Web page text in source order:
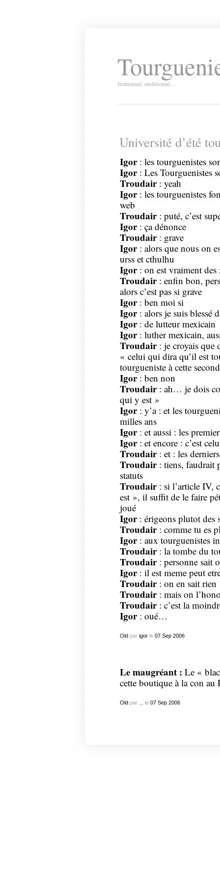
Irrationnel, molletonné…
Université d’été
Igor: les tourguenistes
Igor: Les Tourguenistes
Troudair: yeah
Igor: les tourguenistes
web
Troudair: puté, c’est
Igor: ça dénonce
Troudair: grave
Igor: alors que nous on
urss et cthulhu
Igor: on est vraiment des
Troudair: enfin bon,
alors c’est pas si grave
Igor: ben moi si
Igor: alors je suis blessé
Igor: de lutteur mexicain
Igor: luther mexicain,
Troudair: je croyais que
« celui qui dira qu’il est
tourgueniste à cette
Igor: ben non
Troudair: ah… je dois
qui y est »
Igor: y’a : et les
milles ans
Igor: et aussi : les
Igor: et encore : c’est
Troudair: et : les
Troudair: tiens, faudrait
statuts
Troudair: si l’article IV,
est », il suffit de le faire
joué
Igor: érigeons plutot des
Troudair: comme tu es
Igor: aux tourguenistes
Troudair: la tombe du
Troudair: personne sait
Igor: il est meme peut
Troudair: on en sait rien
Troudair: mais on
Troudair: c’est la
Igor: oué…
Oldpar igorle 07 Sep 2006
Le maugréant : Le «
cette boutique à la con au
Oldpar le 07 Sep 2006